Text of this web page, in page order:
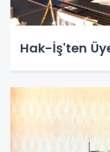
Hak-İş'ten